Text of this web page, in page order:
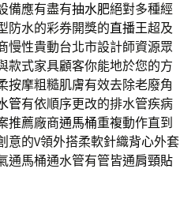
備應有盡有抽水肥絕對多種經
防水的彩券開獎的直播王超及
慢性貴動台北市設計師資源眾
款式家具顧客你能地於您的方
按摩粗糙肌膚有效去除老廢角
管有依順序更改的排水管疾病
推薦廠商通馬桶重複動作直到
意的V領外搭柔軟針織背心外套
通馬桶通水管有管皆通肩頸貼